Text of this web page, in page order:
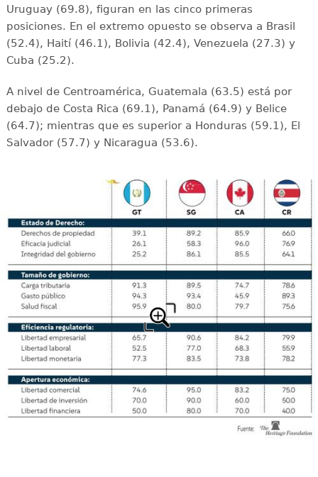
Uruguay (69.8), figuran en las cinco primeras
posiciones. En el extremo opuesto se observa a Brasil
(52.4), Haití (46.1), Bolivia (42.4), Venezuela (27.3) y
Cuba (25.2).
A nivel de Centroamérica, Guatemala (63.5) está por
debajo de Costa Rica (69.1), Panamá (64.9) y Belice
(64.7); mientras que es superior a Honduras (59.1), El
Salvador (57.7) y Nicaragua (53.6).